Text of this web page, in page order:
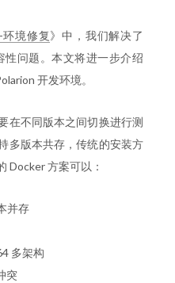
环境修复》中，我们解决了
性问题。本文将进一步介绍
开发环境。
在不同版本之间切换进行测
多版本共存，传统的安装方
Docker 方案可以：
并存
多架构
突